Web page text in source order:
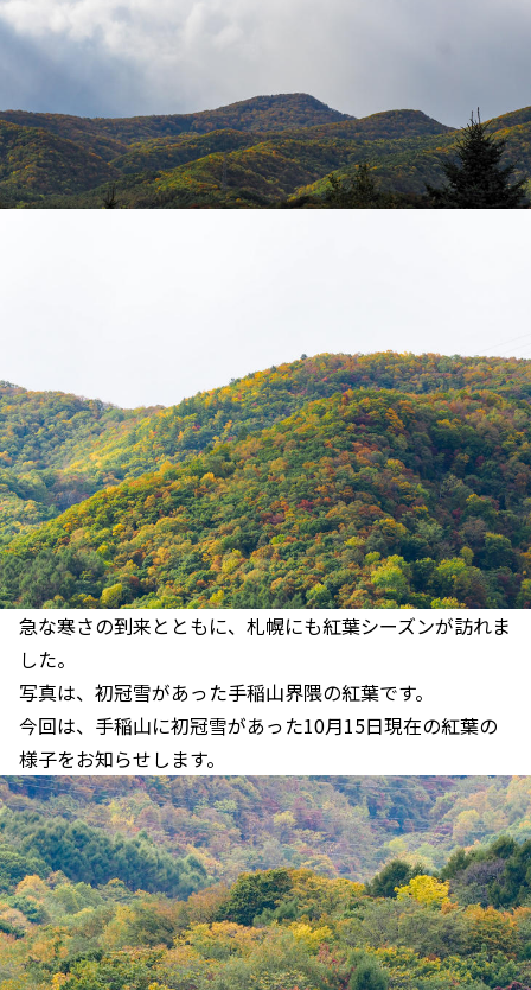
急な寒さの到来とともに、札幌にも紅葉シーズンが訪れま
した。
写真は、初冠雪があった手稲山界隈の紅葉です。
今回は、手稲山に初冠雪があった10月15日現在の紅葉の
様子をお知らせします。